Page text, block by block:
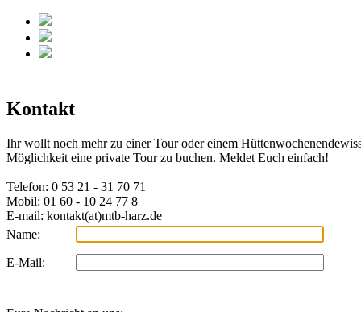
Kontakt
Ihr wollt noch mehr zu einer Tour oder einem
Möglichkeit eine private Tour zu buchen. Meldet Euch einfach!
Telefon: 0 53 21 - 31 70 71
Mobil: 01 60 - 10 24 77 8
E-mail: kontakt(at)mtb-harz.de
Name:
E-Mail: